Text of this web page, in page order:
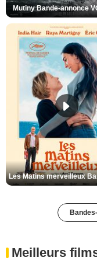
Mutiny Bande-annonce
Meilleurs